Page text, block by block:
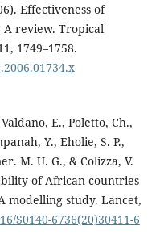
Effectiveness of
A review. Tropical
1749–1758.
E., Poletto, Ch.,
Y., Eholie, S. P.,
M. U. G., & Colizza, V.
of African countries
modelling study. Lancet,
S0140-6736(20)30411-6